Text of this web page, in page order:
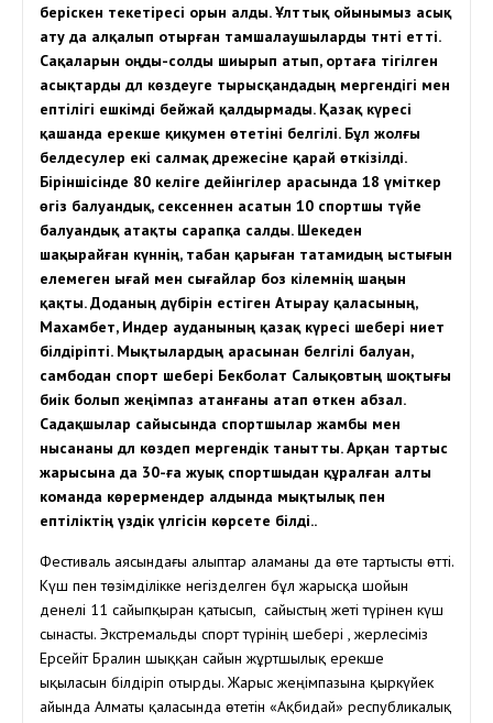
беріскен текетіресі орын алды. Ұлттық ойынымыз асық
ату да алқалып отырған тамшалаушыларды тәнті етті.
Сақаларын оңды-солды шиырып атып, ортаға тігілген
асықтарды дәл көздеуге тырысқандадың мергендігі мен
ептілігі ешкімді бейжай қалдырмады. Қазақ күресі
қашанда ерекше қиқумен өтетіні белгілі. Бұл жолғы
белдесулер екі салмақ дәрежесіне қарай өткізілді.
Біріншісінде 80 келіге дейінгілер арасында 18 үміткер
өгіз балуандық, сексеннен асатын 10 спортшы түйе
балуандық атақты сарапқа салды. Шекеден
шақырайған күннің, табан қарыған татамидың ыстығын
елемеген ығай мен сығайлар боз кілемнің шаңын
қақты. Доданың дүбірін естіген Атырау қаласының,
Махамбет, Индер ауданының қазақ күресі шебері ниет
білдіріпті. Мықтылардың арасынан белгілі балуан,
самбодан спорт шебері Бекболат Салықовтың шоқтығы
биік болып жеңімпаз атанғаны атап өткен абзал.
Садақшылар сайысында спортшылар жамбы мен
нысананы дәл көздеп мергендік танытты. Арқан тартыс
жарысына да 30-ға жуық спортшыдан құралған алты
команда көрермендер алдында мықтылық пен
ептіліктің үздік үлгісін көрсете білді..
Фестиваль аясындағы алыптар аламаны да өте тартысты өтті.
Күш пен төзімділікке негізделген бұл жарысқа шойын
денелі 11 сайыпқыран қатысып, сайыстың жеті түрінен күш
сынасты. Экстремальды спорт түрінің шебері , жерлесіміз
Ерсейіт Бралин шыққан сайын жұртшылық ерекше
ықыласын білдіріп отырды. Жарыс жеңімпазына қыркүйек
айында Алматы қаласында өтетін «Ақбидай» республикалық